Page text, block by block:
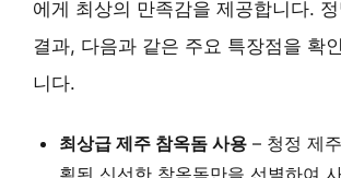
에게 최상의 만족감을 제공합니다.
결과, 다음과 같은 주요 특장점을 확
니다.
최상급 제주 참옥돔 사용 – 청정 제
획된 신선한 참옥돔만을 선별하여